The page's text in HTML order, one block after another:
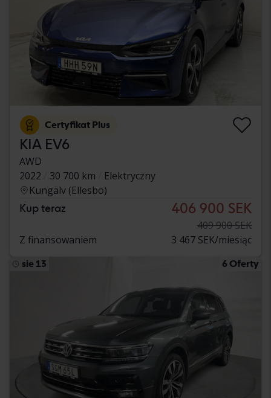
Certyfikat Plus
KIA EV6
AWD
2022
30 700 km
Elektryczny
Kungälv (Ellesbo)
Kup teraz 406 900 SEK
409 900 SEK
Z finansowaniem
3 467 SEK/miesiąc
sie 13 6 Oferty